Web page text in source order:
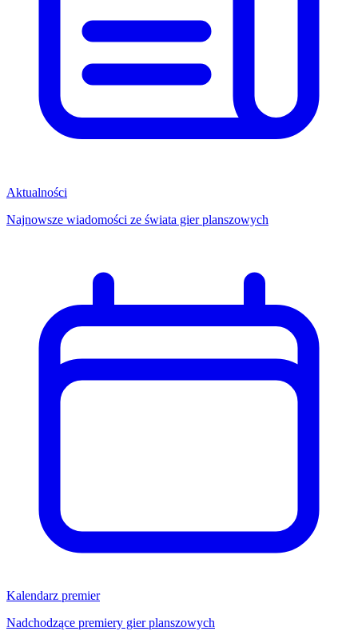
Aktualności
Najnowsze wiadomości ze świata gier planszowych
Kalendarz premier
Nadchodzące premiery gier planszowych